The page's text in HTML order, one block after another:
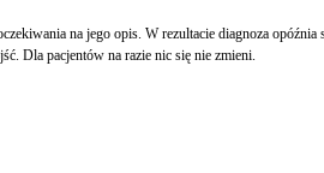
na jego opis. W rezultacie diagnoza
Dla pacjentów na razie nic się nie zmieni.